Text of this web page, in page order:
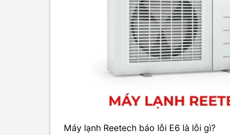
Máy lạnh Reetech báo lỗi E6 là lỗi gì?